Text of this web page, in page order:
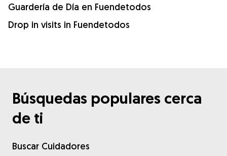
Guardería de Día en Fuendetodos
Drop in visits in Fuendetodos
Búsquedas populares cerca
de ti
Buscar Cuidadores